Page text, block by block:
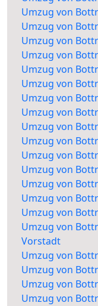
Umzug von
Umzug von
Umzug von
Umzug von
Umzug von
Umzug von
Umzug von
Umzug von
Umzug von
Umzug von
Umzug von
Umzug von
Umzug von
Umzug von
Umzug von
Umzug von
Vorstadt
Umzug von
Umzug von
Umzug von
Umzug von